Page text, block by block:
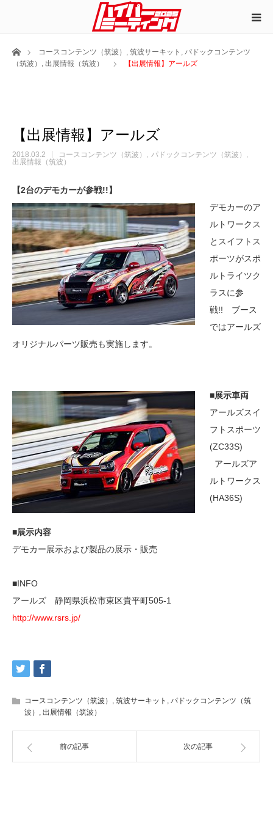
ホームコースコンテンツ（筑波） , 筑波サーキット , パドックコンテンツ
（筑波） , 出展情報（筑波） 【出展情報】アールズ
【出展情報】アールズ
2018.03.2 コースコンテンツ（筑波）
パドックコンテンツ（筑波）
出展情報（筑波）
【2台のデモカーが参戦!!】
デモカーのア
ルトワークス
とスイフトス
ポーツがスポ
ルトライツク
ラスに参
戦!! ブース
ではアールズ
オリジナルパーツ販売も実施します。
■展示車両
アールズスイ
フトスポーツ
(ZC33S)
アールズア
ルトワークス
(HA36S)
■展示内容
デモカー展示および製品の展示・販売
■INFO
アールズ 静岡県浜松市東区貴平町505-1
http://www.rsrs.jp/
コースコンテンツ（筑波） , 筑波サーキット , パドックコンテンツ（筑
波） , 出展情報（筑波）
前の記事 次の記事